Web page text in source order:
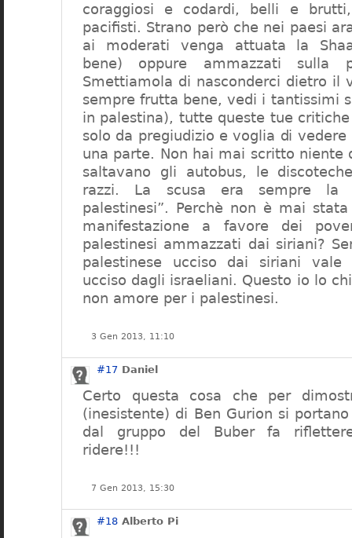
coraggiosi e codardi, belli e
pacifisti. Strano però che nei paesi
ai moderati venga attuata la
bene) oppure ammazzati sulla
Smettiamola di nasconderci dietro il
sempre frutta bene, vedi i tantissimi
in palestina), tutte queste tue
solo da pregiudizio e voglia di vedere
una parte. Non hai mai scritto niente
saltavano gli autobus, le
razzi. La scusa era sempre la
palestinesi”. Perchè non è mai
manifestazione a favore dei
palestinesi ammazzati dai siriani?
palestinese ucciso dai siriani
ucciso dagli israeliani. Questo io lo
non amore per i palestinesi.
3 Gen 2013, 11:10
#17 Daniel
Certo questa cosa che per
(inesistente) di Ben Gurion si
dal gruppo del Buber fa
ridere!!!
7 Gen 2013, 15:30
#18 Alberto Pi